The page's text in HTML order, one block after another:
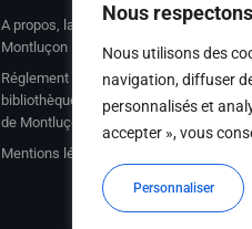
Nous
Nous utilisons des
navigation, diffuser
personnalisés et
accepter », vous
Personnaliser
A propos, la société Les Amis de
Montluçon
Réglement de consultation de la
bibliothèque et des archives des Amis
de Montluçon
Mentions légales